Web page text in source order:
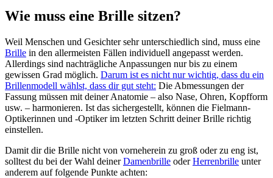
Wie muss eine Brille sitzen?
Weil Menschen und Gesichter sehr unterschiedlich sind, muss eine
Brille in den allermeisten Fällen individuell angepasst werden.
Allerdings sind nachträgliche Anpassungen nur bis zu einem
gewissen Grad möglich. Darum ist es nicht nur wichtig, dass du ein
Brillenmodell wählst, dass dir gut steht: Die Abmessungen der
Fassung müssen mit deiner Anatomie – also Nase, Ohren, Kopfform
usw. – harmonieren. Ist das sichergestellt, können die Fielmann-
Optikerinnen und -Optiker im letzten Schritt deiner Brille richtig
einstellen.
Damit dir die Brille nicht von vorneherein zu groß oder zu eng ist,
solltest du bei der Wahl deinerDamenbrille oderHerrenbrille unter
anderem auf folgende Punkte achten: